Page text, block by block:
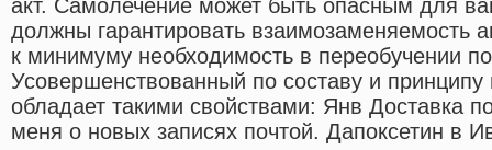
акт. Самолечение может быть опасным для
должны гарантировать взаимозаменяемость
к минимуму необходимость в переобучении
Усовершенствованный по составу и принципу
обладает такими свойствами: Янв Доставка
меня о новых записях почтой. Дапоксетин в